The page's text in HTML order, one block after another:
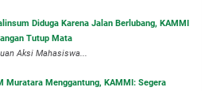
Diduga Karena Jalan Berlubang, KAMMI
Tutup Mata
Aksi Mahasiswa...
Muratara Menggantung, KAMMI: Segera